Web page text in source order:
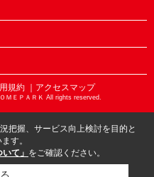
規約 ｜アクセスマップ
ＭＥＰＡＲＫ All rights reserved.
把握、サービス向上検討を目的と
す。
て」 をご確認ください。